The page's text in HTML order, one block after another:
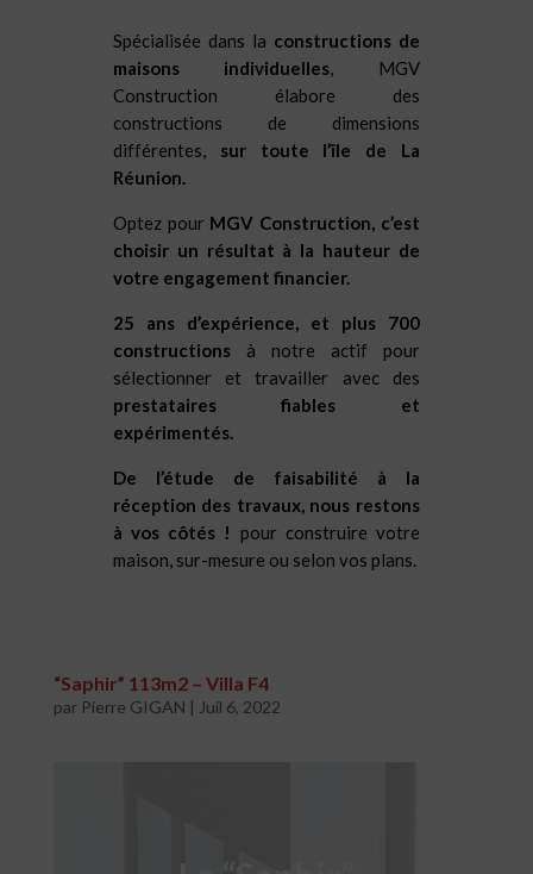
Spécialisée dans la constructions de
maisons individuelles, MGV
Construction élabore des
constructions de dimensions
différentes,sur toute l’île de La
Réunion.
Optez pour MGV Construction, c’est
choisir un résultat à la hauteur de
votre engagement financier.
25 ans d’expérience, et plus 700
constructionsà notre actif pour
sélectionner et travailler avec des
prestataires fiables et
expérimentés.
De l’étude de faisabilité à la
réception des travaux, nous restons
à vos côtés ! pour construire votre
maison, sur-mesure ou selon vos plans.
“Saphir” 113m2 – Villa F4
par Pierre GIGAN | Juil 6, 2022